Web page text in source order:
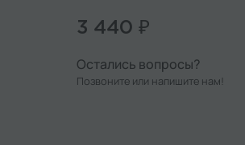
3 440 ₽
Остались вопросы?
Позвоните или напишите нам!